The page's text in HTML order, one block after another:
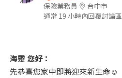
保險業務員
台中市
通常 19 小時內回覆討論區
海靈 您好：
先恭喜您家中即將迎來新生命☺️